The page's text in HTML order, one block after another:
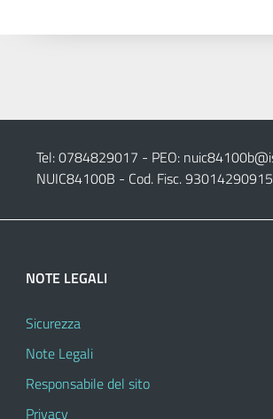
Tel: 0784829017 - PEO:
NUIC84100B - Cod. Fisc. 93014290915
NOTE LEGALI
Sicurezza
Note Legali
Responsabile del sito
Privacy